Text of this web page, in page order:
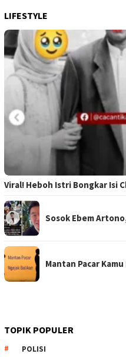
LIFESTYLE
Viral! Heboh Istri Bongkar Isi
Sosok Ebem
Mantan Pacar
TOPIK POPULER
POLISI